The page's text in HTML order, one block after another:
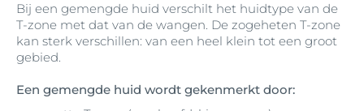
Bij een gemengde huid verschilt het huidtype van de
T-zone met dat van de wangen. De zogeheten T-zone
kan sterk verschillen: van een heel klein tot een groot
gebied.
Een gemengde huid wordt gekenmerkt door: